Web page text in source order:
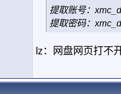
提取账号：
提取密码：
lz：网盘网页打不